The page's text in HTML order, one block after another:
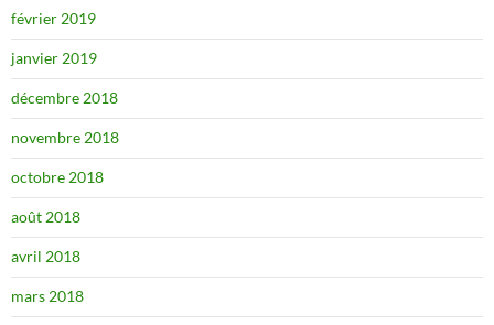
février 2019
janvier 2019
décembre 2018
novembre 2018
octobre 2018
août 2018
avril 2018
mars 2018